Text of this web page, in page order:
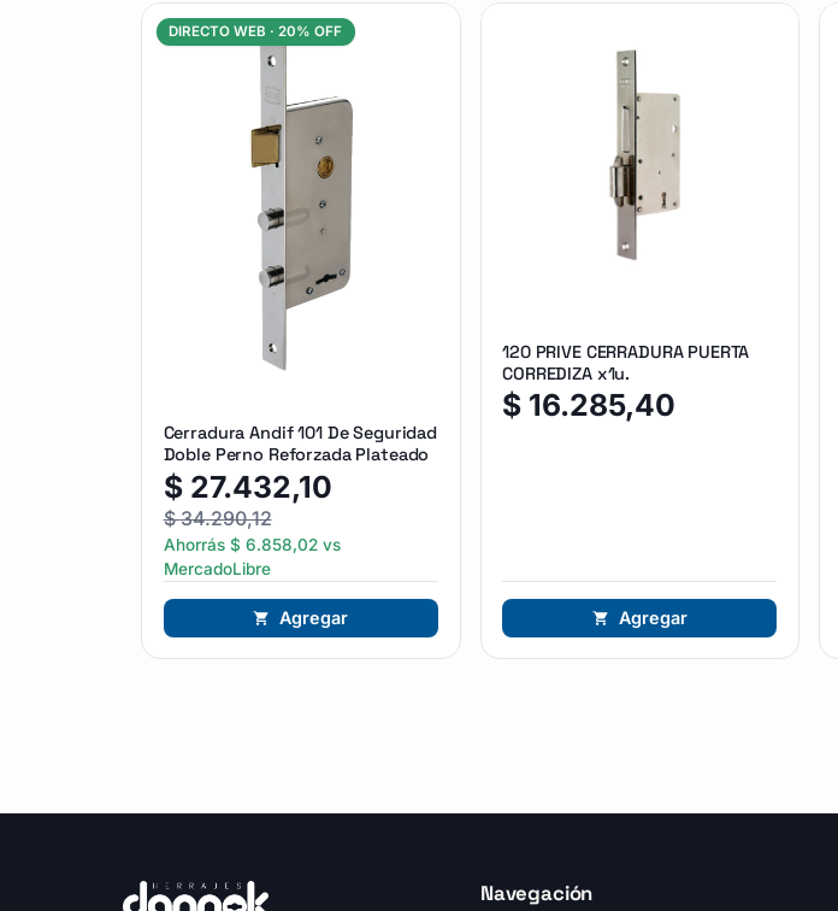
DIRECTO WEB ·20% OFF
Cerradura Andif 101 De Seguridad
Doble Perno Reforzada Plateado
$ 27.432,10
$34.290,12
Ahorrás $ 6.858,02vs
MercadoLibre
Agregar
120 PRIVE CERRADURA PUERTA
CORREDIZA x1u.
$ 16.285,40
Agregar
Navegación